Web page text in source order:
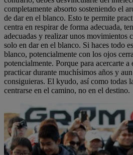
completamente absorto sosteniendo el
de dar en el blanco. Esto te permite
centra en respirar de forma adecuada,
adecuadas y realizar unos movimientos
solo en dar en el blanco. Si haces todo
blanco, potencialmente con los ojos
potencialmente. Porque para acercarte a
practicar durante muchísimos años y
consiguieras. El kyudo, así como todas
centrarse en el camino, no en el destino.